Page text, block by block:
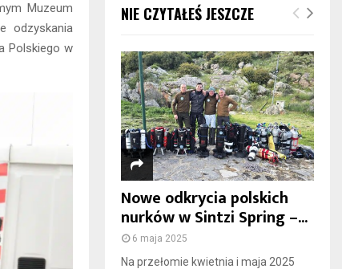
Muzeum
odzyskania
Polskiego w
NIE CZYTAŁEŚ JESZCZE
Nowe odkrycia polskich
nurków w Sintzi Spring –...
6 maja 2025
Na przełomie kwietnia i maja 2025